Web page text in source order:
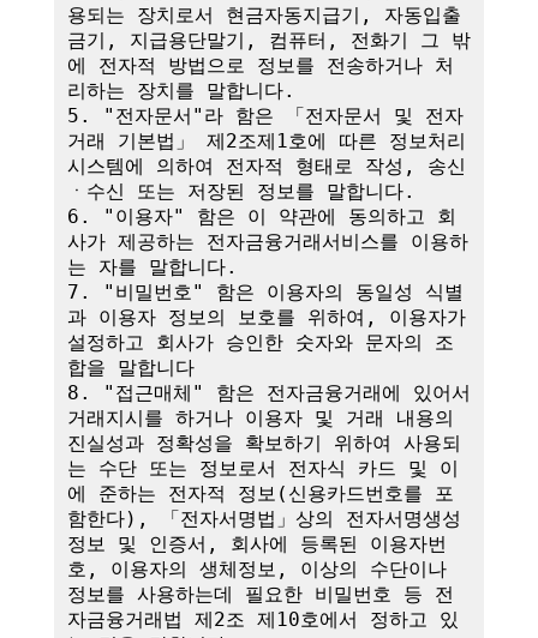
용되는 장치로서 현금자동지급기, 자동입출
금기, 지급용단말기, 컴퓨터, 전화기 그 밖
에 전자적 방법으로 정보를 전송하거나 처
리하는 장치를 말합니다.
5. "전자문서"라 함은 「전자문서 및 전자
거래 기본법」 제2조제1호에 따른 정보처리
시스템에 의하여 전자적 형태로 작성, 송신
ㆍ수신 또는 저장된 정보를 말합니다.
6. "이용자" 함은 이 약관에 동의하고 회
사가 제공하는 전자금융거래서비스를 이용하
는 자를 말합니다.
7. "비밀번호" 함은 이용자의 동일성 식별
과 이용자 정보의 보호를 위하여, 이용자가
설정하고 회사가 승인한 숫자와 문자의 조
합을 말합니다
8. "접근매체" 함은 전자금융거래에 있어서
거래지시를 하거나 이용자 및 거래 내용의
진실성과 정확성을 확보하기 위하여 사용되
는 수단 또는 정보로서 전자식 카드 및 이
에 준하는 전자적 정보(신용카드번호를 포
함한다), 「전자서명법」상의 전자서명생성
정보 및 인증서, 회사에 등록된 이용자번
호, 이용자의 생체정보, 이상의 수단이나
정보를 사용하는데 필요한 비밀번호 등 전
자금융거래법 제2조 제10호에서 정하고 있